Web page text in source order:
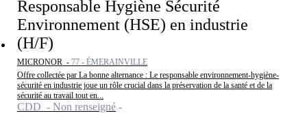
Responsable Hygiène Sécurité
Environnement (HSE) en industrie
(H/F)
MICRONOR - 77 - ÉMERAINVILLE
Offre collectée par La bonne alternance : Le responsable environnement-hygiène-
sécurité en industrie joue un rôle crucial dans la préservation de la santé et de la
sécurité au travail tout en...
CDD - Non renseigné